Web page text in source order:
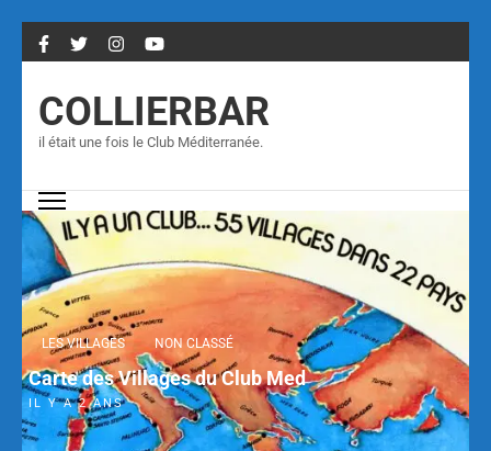
COLLIERBAR
il était une fois le Club Méditerranée.
LES VILLAGES NON CLASSÉ
Carte des Villages du Club Med
IL Y A 2 ANS